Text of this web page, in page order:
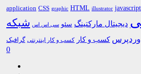
application CSS graphic HTML illustrator javascript
دیجیتال مارکتینگ سئو سی اس اس شبکه
وردپرس کسب و کار کسب و کار اینترنتی گرافیک
0